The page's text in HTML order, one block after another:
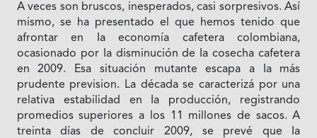
A veces son bruscos, inesperados, casi sorpresivos. Así
mismo, se ha presentado el que hemos tenido que
afrontar en Ia economía cafetera colombiana,
ocasionado por Ia disminución de Ia cosecha cafetera
en 2009. Esa situación mutante escapa a Ia más
prudente prevision. La década se caracterizá por una
relativa estabilidad en Ia producción, registrando
promedios superiores a los 11 millones de sacos. A
treinta días de concluir 2009, se prevé que Ia